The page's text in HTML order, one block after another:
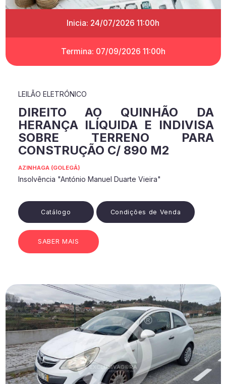
Inicia: 24/07/2026 11:00h
Termina: 07/09/2026 11:00h
LEILÃO ELETRÓNICO
DIREITO AO QUINHÃO DA
HERANÇA ILÍQUIDA E INDIVISA
SOBRE TERRENO PARA
CONSTRUÇÃO C/ 890 M2
AZINHAGA (GOLEGÃ)
Insolvência "António Manuel Duarte Vieira"
Catálogo Condições de Venda
SABER MAIS